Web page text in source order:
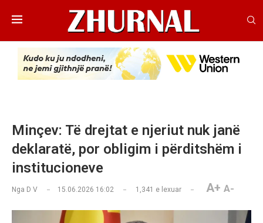
Minçev: Të drejtat e njeriut nuk janë
deklaratë, por obligim i përditshëm i
institucioneve
Nga D V 15.06.2026 16:02 1,341 e lexuar A+ A-